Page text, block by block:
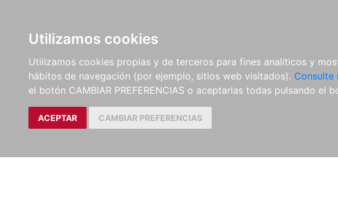
Utilizamos cookies
Utilizamos cookies propias y de terceros para fines analíticos y
hábitos de navegación (por ejemplo, sitios web visitados). Consulte
el botón CAMBIAR PREFERENCIAS o aceptarlas todas pulsando el
ACEPTAR CAMBIAR PREFERENCIAS